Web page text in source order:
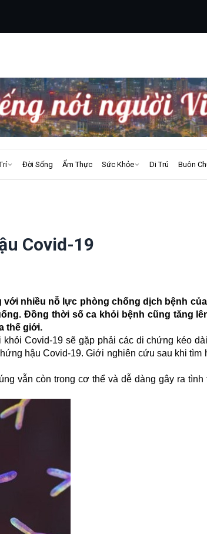
Đời Sống Ẩm Thực Sức Khỏe Di Trú Buôn
Covid-19
với nhiều nỗ lực phòng chống dịch bệnh
Đồng thời số ca khỏi bệnh cũng tăng
thế giới.
Covid-19 sẽ gặp phải các di chứng kéo
hậu Covid-19. Giới nghiên cứu sau khi tìm
vẫn còn trong cơ thể và dễ dàng gây ra tình